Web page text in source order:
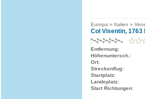
Europa » Italien »
Col Visentin, 1763
Entfernung:
Höhenuntersch.:
Ort:
Streckenflug:
Startplatz:
Landeplatz:
Start Richtungen: